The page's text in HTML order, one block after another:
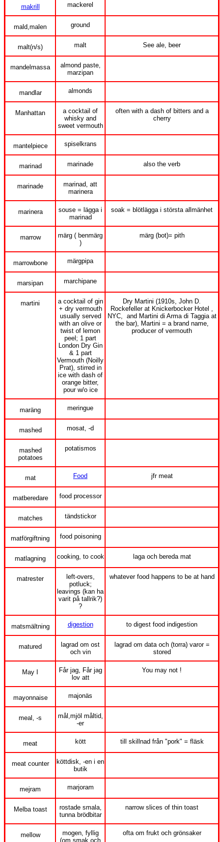
makrill mackerel
mald,malen ground
malt(n/s) malt See ale, beer
mandelmassa
almond paste,
marzipan
mandlar almonds
Manhattan
a cocktail of
whisky and
sweet vermouth
often with a dash of bitters and a
cherry
mantelpiece spiselkrans
marinad marinade also the verb
marinade
marinad, att
marinera
marinera
souse = lägga i
marinad
soak = blötlägga i största allmänhet
marrow
märg ( benmärg
)
märg (bot)= pith
marrowbone märgpipa
marsipan marchipane
martini
a cocktail of gin
+ dry vermouth
usually served
with an olive or
twist of lemon
peel; 1 part
London Dry Gin
& 1 part
Vermouth (Noilly
Prat), stirred in
ice with dash of
orange bitter,
pour w/o ice
Dry Martini (1910s, John D.
Rockefeller at Knickerbocker Hotel ,
NYC, and Martini di Arma di Taggia at
the bar), Martini = a brand name,
producer of vermouth
maräng meringue
mashed mosat, -d
mashed
potatoes
potatismos
mat Food jfr meat
matberedare food processor
matches tändstickor
matförgiftning food poisoning
matlagning cooking, to cook laga och bereda mat
matrester
left-overs,
potluck;
leavings (kan ha
varit på tallrik?)
?
whatever food happens to be at hand
matsmältning digestion to digest food indigestion
matured
lagrad om ost
och vin
lagrad om data och (torra) varor =
stored
May I
Får jag, Får jag
lov att
You may not !
mayonnaise majonäs
meal, -s
mål,mjöl måltid,
-er
meat kött till skillnad från "pork" = fläsk
meat counter
köttdisk, -en i en
butik
mejram marjoram
Melba toast
rostade smala,
tunna brödbitar
narrow slices of thin toast
mellow
mogen, fyllig
(om smak och
ofta om frukt och grönsaker